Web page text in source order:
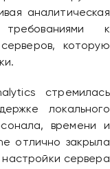
аналитическая
к
которую
стремилась
локального
времени и
отлично закрыла
сервера